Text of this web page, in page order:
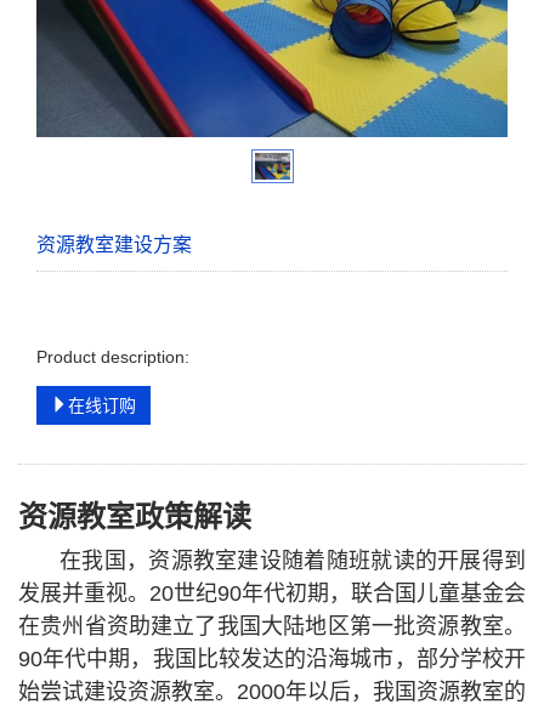
资源教室建设方案
Product description:
在线订购
资源教室政策解读
在我国，资源教室建设随着随班就读的开展得到
发展并重视。 20世纪90年代初期，联合国儿童基金会
在贵州省资助建立了我国大陆地区第一批资源教室。
90年代中期，我国比较发达的沿海城市，部分学校开
始尝试建设资源教室。2000年以后，我国资源教室的